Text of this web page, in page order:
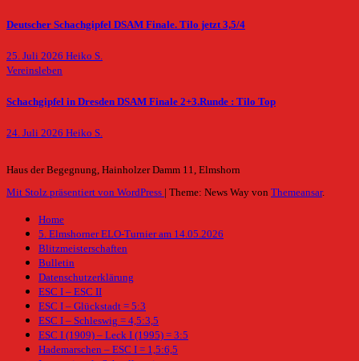
Deutscher Schachgipfel DSAM Finale. Tilo jetzt 3,5/4
25. Juli 2026 Heiko S.
Vereinsleben
Schachgipfel in Dresden DSAM Finale 2+3.Runde : Tilo Top
24. Juli 2026 Heiko S.
Haus der Begegnung, Hainholzer Damm 11, Elmshorn
Mit Stolz präsentiert von WordPress
Theme: News Way von Themeansar.
Home
5. Elmshorner ELO-Turnier am 14.05.2026
Blitzmeisterschaften
Bulletin
Datenschutzerklärung
ESC I – ESC II
ESC I – Glückstadt = 5:3
ESC I – Schleswig = 4,5:3,5
ESC I (1909) – Leck I (1995) = 3:5
Hademarschen – ESC I = 1,5:6,5